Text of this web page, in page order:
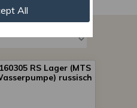
RS Lager (MTS
russisch
All